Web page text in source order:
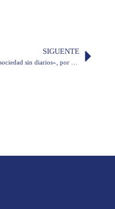
SIGUENTE